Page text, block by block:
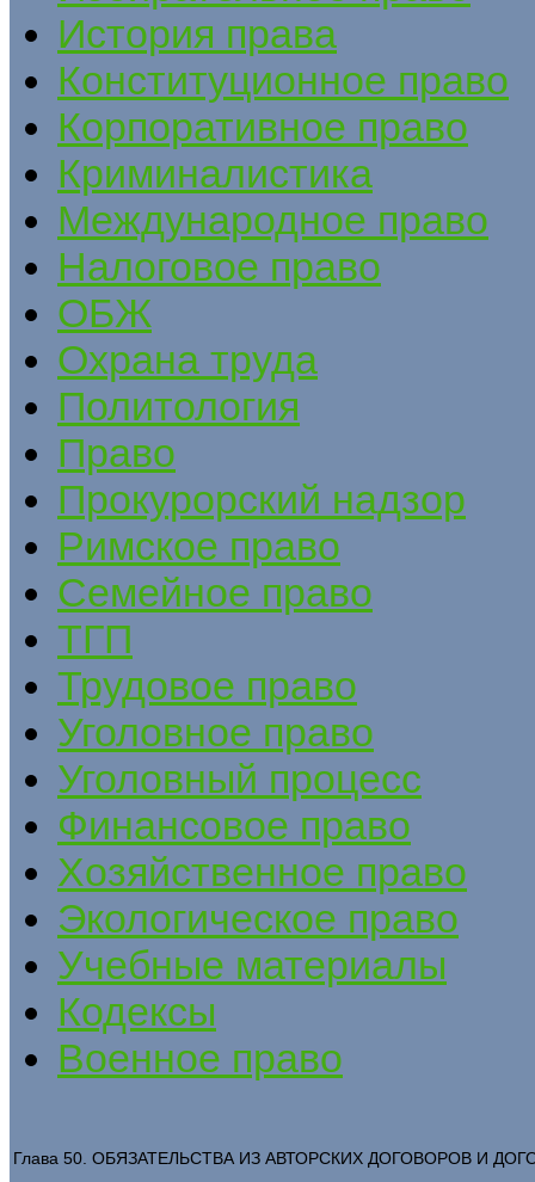
История права
Конституционное право
Корпоративное право
Криминалистика
Международное право
Налоговое право
ОБЖ
Охрана труда
Политология
Право
Прокурорский надзор
Римское право
Семейное право
ТГП
Трудовое право
Уголовное право
Уголовный процесс
Финансовое право
Хозяйственное право
Экологическое право
Учебные материалы
Кодексы
Военное право
Глава 50. ОБЯЗАТЕЛЬСТВА ИЗ АВТОРСКИХ ДОГОВОРОВ И